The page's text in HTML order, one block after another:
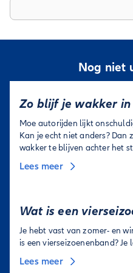
boetes krijgt als je hier
hoofdkussen gebruiken. Heb
Nog niet
Zo blijf je wakker
Moe autorijden lijkt
Kan je echt niet anders? Dan
wakker te blijven achter het
Lees meer
Wat is een
Je hebt vast van zomer- en
is een vierseizoenenband? Je
Lees meer